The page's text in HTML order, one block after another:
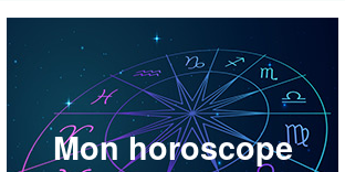
Mon horoscope